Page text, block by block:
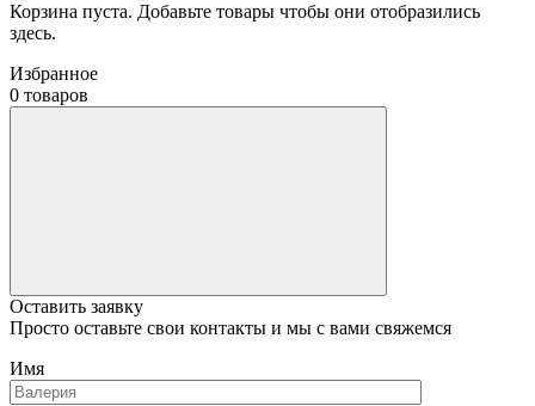
Корзина пуста. Добавьте товары чтобы они отобразились
здесь.
Избранное
0 товаров
Оставить заявку
Просто оставьте свои контакты и мы с вами свяжемся
Имя